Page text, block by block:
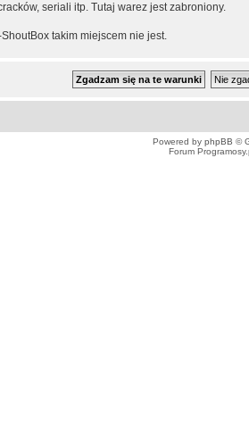
seriali itp. Tutaj warez jest zabroniony.
takim miejscem nie jest.
Powered by phpBB ©
Forum